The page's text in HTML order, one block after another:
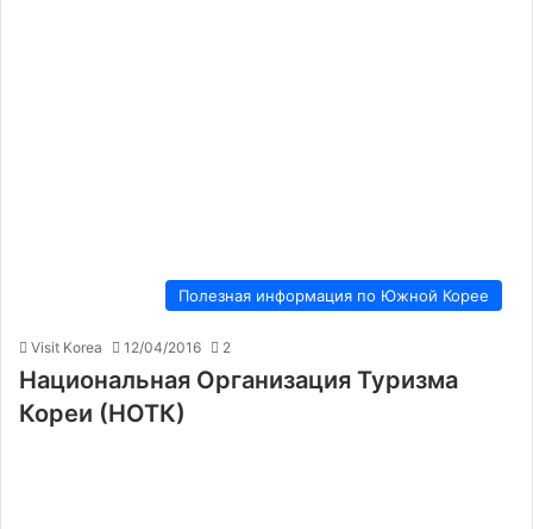
Полезная информация по Южной Корее
Visit Korea 12/04/2016 2
Национальная Организация Туризма
Кореи (НОТК)